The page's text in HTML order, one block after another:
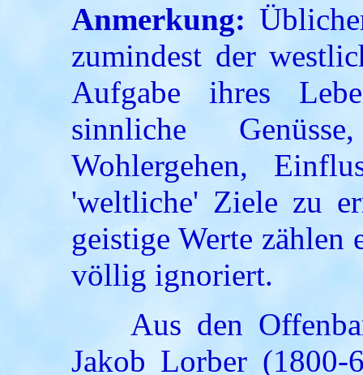
Anmerkung:
zumindest der
Aufgabe ihres
sinnliche
Wohlergehen,
'weltliche' Ziele zu
geistige Werte zählen
völlig ignoriert.
Aus den
Jakob Lorber (1800-